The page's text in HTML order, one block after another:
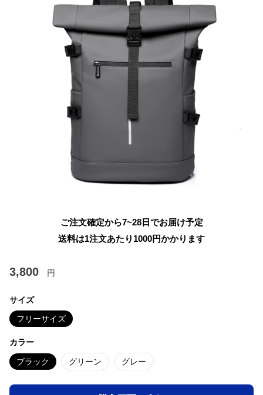
ご注文確定から7~28日でお届け予定
送料は1注文あたり 1000円かかります
3,800 円
サイズ
フリーサイズ
カラー
ブラック グリーン グレー